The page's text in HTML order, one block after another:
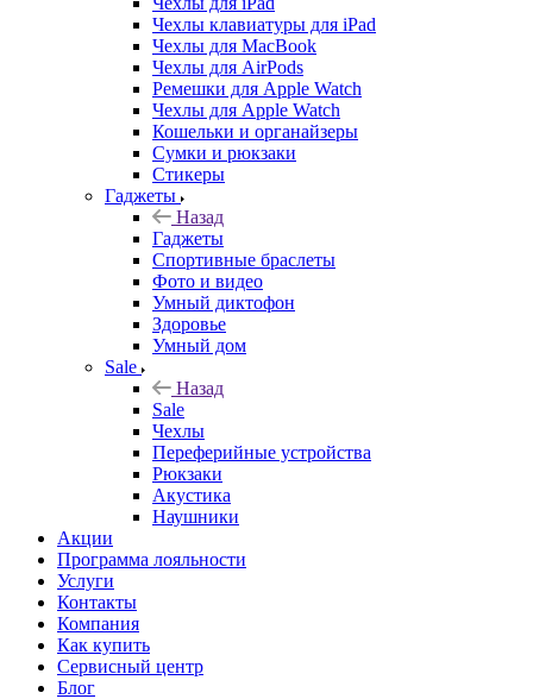
Чехлы клавиатуры для iPad
Чехлы для MacBook
Чехлы для AirPods
Ремешки для Apple Watch
Чехлы для Apple Watch
Кошельки и органайзеры
Сумки и рюкзаки
Стикеры
Гаджеты
Назад
Гаджеты
Спортивные браслеты
Фото и видео
Умный диктофон
Здоровье
Умный дом
Sale
Назад
Sale
Чехлы
Переферийные устройства
Рюкзаки
Акустика
Наушники
Акции
Программа лояльности
Услуги
Контакты
Компания
Как купить
Сервисный центр
Блог